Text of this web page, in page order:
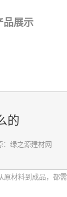
品展示
的
：绿之源建材网
材料到成品，都